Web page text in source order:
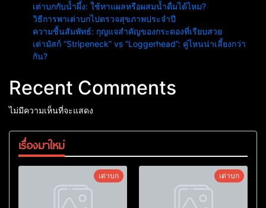
เต่าบกกับน้ำผึ้ง: ใช้ทาแผลหรือผสมน้ำดื่มได้ไหม?
วิธีการพาเต่าบกไปตรวจสุขภาพประจำปี
ความชื้นสัมพัทธ์: กุญแจสำคัญของกระดองที่เรียบสวย
เต่ามัสก์ “Stripeneck” vs “Loggerhead”: คู่ไหนน่าเลี้ยงกว่า
กัน?
Recent Comments
ไม่มีความเห็นที่จะแสดง
เรื่องมาใหม่
เต่าบก เต่าบก